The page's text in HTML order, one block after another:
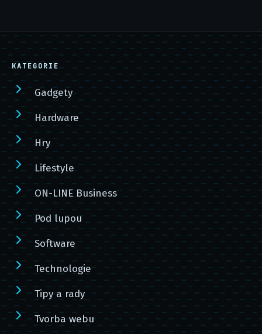
KATEGORIE
Gadgety
Hardware
Hry
Lifestyle
ON-LINE Business
Pod lupou
Software
Technologie
Tipy a rady
Tvorba webu